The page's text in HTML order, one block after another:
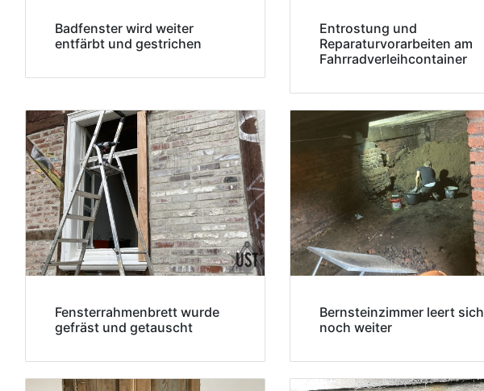
Badfenster wird weiter
entfärbt und gestrichen
Entrostung und
Reparaturvorarbeiten am
Fahrradverleihcontainer
Fensterrahmenbrett wurde
gefräst und getauscht
Bernsteinzimmer leert sich
noch weiter